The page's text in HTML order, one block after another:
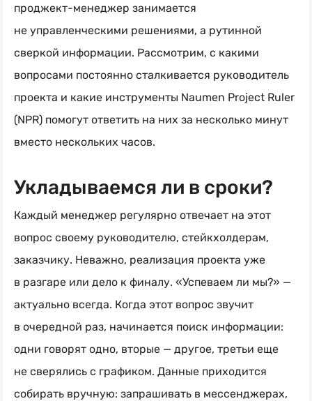
проджект-менеджер занимается
не управленческими решениями, а рутинной
сверкой информации. Рассмотрим, с какими
вопросами постоянно сталкивается руководитель
проекта и какие инструменты Naumen Project Ruler
(NPR) помогут ответить на них за несколько минут
вместо нескольких часов.
Укладываемся ли в сроки?
Каждый менеджер регулярно отвечает на этот
вопрос своему руководителю, стейкхолдерам,
заказчику. Неважно, реализация проекта уже
в разгаре или дело к финалу. «Успеваем ли мы?» —
актуально всегда. Когда этот вопрос звучит
в очередной раз, начинается поиск информации:
одни говорят одно, вторые — другое, третьи еще
не сверялись с графиком. Данные приходится
собирать вручную: запрашивать в мессенджерах,